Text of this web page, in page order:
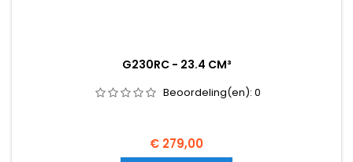
G230RC - 23.4 CM³
Beoordeling(en): 0
Prijs
€ 279,00